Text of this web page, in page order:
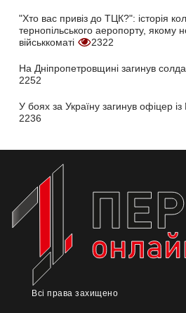
"Хто вас привіз до ТЦК?": історія
тернопільського аеропорту, якому
військкоматі
2322
На Дніпропетровщині загинув
2252
У боях за Україну загинув офіцер
2236
Всі права захищено